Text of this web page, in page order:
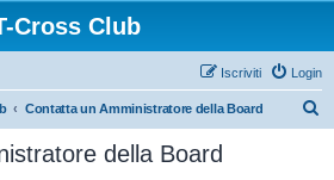
Cross Club
Login
Iscriviti
Contatta un Amministratore della Board
della Board